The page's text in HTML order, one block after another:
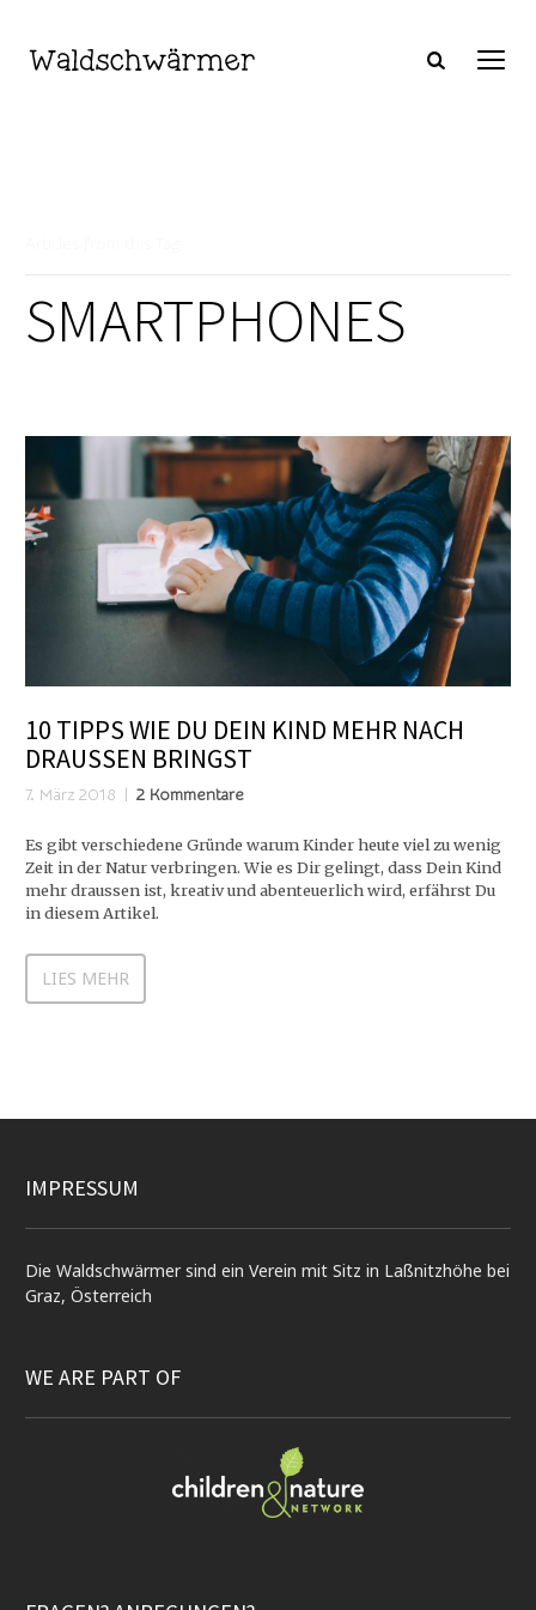
SMARTPHONES
10 TIPPS WIE DU DEIN KIND MEHR NACH
DRAUSSEN BRINGST
7. März 2018 2 Kommentare
Es gibt verschiedene Gründe warum Kinder heute viel zu wenig
Zeit in der Natur verbringen. Wie es Dir gelingt, dass Dein Kind
mehr draussen ist, kreativ und abenteuerlich wird, erfährst Du
in diesem Artikel.
LIES MEHR
IMPRESSUM
Die Waldschwärmer sind ein Verein mit Sitz in Laßnitzhöhe bei
Graz, Österreich
WE ARE PART OF